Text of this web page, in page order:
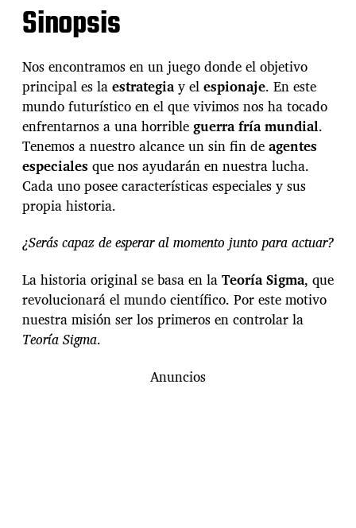
Sinopsis
Nos encontramos en un juego donde el objetivo
principal es laestrategiay elespionaje. En este
mundo futurístico en el que vivimos nos ha tocado
enfrentarnos a una horribleguerra fría mundial.
Tenemos a nuestro alcance un sin fin deagentes
especiales que nos ayudarán en nuestra lucha.
Cada uno posee características especiales y sus
propia historia.
¿Serás capaz de esperar al momento junto para actuar?
La historia original se basa en laTeoría Sigma, que
revolucionará el mundo científico. Por este motivo
nuestra misión ser los primeros en controlar la
Teoría Sigma.
Anuncios